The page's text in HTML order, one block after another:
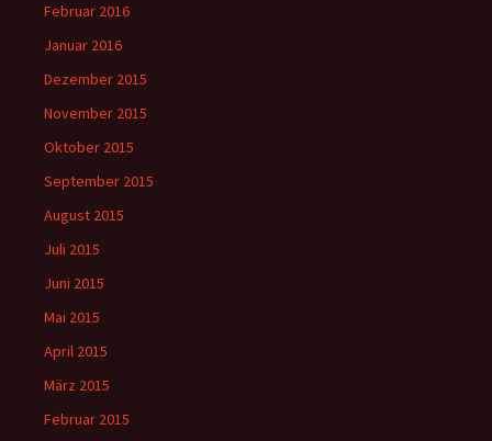
Februar 2016
Januar 2016
Dezember 2015
November 2015
Oktober 2015
September 2015
August 2015
Juli 2015
Juni 2015
Mai 2015
April 2015
März 2015
Februar 2015